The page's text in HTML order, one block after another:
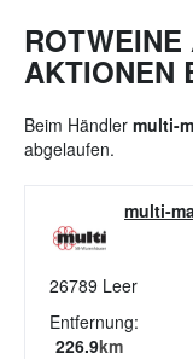
AKTIONEN
Beim Händler multi-
abgelaufen.
multi-
26789 Leer
Entfernung:
226.9km